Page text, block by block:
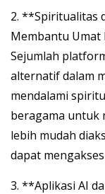
2. **Spiritualitas
Membantu
Sejumlah
alternatif dalam
mendalami
beragama untuk
lebih mudah
dapat
3. **Aplikasi AI